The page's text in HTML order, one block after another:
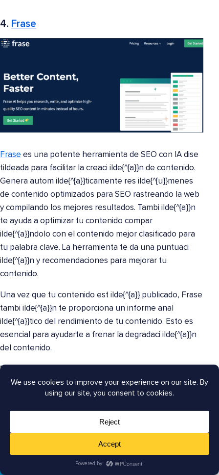
4. Frase
Frase es una potente herramienta de SEO con IA dise
tildeada para facilitar la creaci ilde{^{a}}n de contenido.
Genera autom ilde{^{a}}ticamente res ilde{^{u}}menes
de contenido optimizados para SEO rastreando la web
y compilando los mejores resultados. Tambi ilde{^{a}}n
te ayuda a optimizar tu contenido compar
ilde{^{a}}ndolo con el contenido mejor clasificado para
tu palabra clave. La herramienta te da una puntuaci
ilde{^{a}}n y recomendaciones para mejorar tu
contenido.
Una vez que tu contenido est ilde{^{a}} publicado, Frase
tambi ilde{^{a}}n te proporciona un informe anal
ilde{^{a}}tico del rendimiento de tu contenido. Esto es
esencial para ayudarte a frenar la degradaci ilde{^{a}}n
del contenido.
Precios
$/mes.
5.WordLift